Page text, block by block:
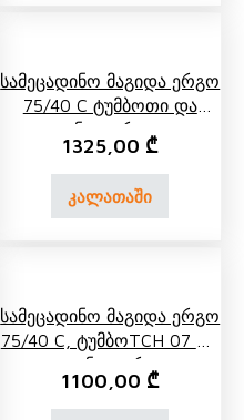
Სამეცადინო Მაგიდა Ერგო
75/40 C Ტუმბოთი Და
Უკანა Თაროთი
1325,00 ₾
კალათაში
Სამეცადინო Მაგიდა Ერგო
75/40 C, ᲢუმბოTCH 07 Და
Უკანა Თარო
1100,00 ₾